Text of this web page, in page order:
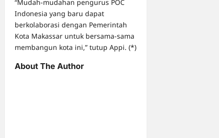
“Mudah-mudahan pengurus POC
Indonesia yang baru dapat
berkolaborasi dengan Pemerintah
Kota Makassar untuk bersama-sama
membangun kota ini,” tutup Appi. (*)
About The Author